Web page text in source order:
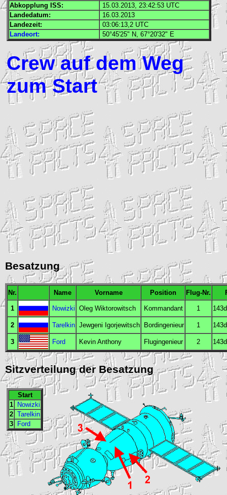
Abkopplung ISS: 15.03.2013, 23:42:53 UTC
Landedatum:
16.03.2013
Landezeit:
03:06:13,2 UTC
Landeort:
50°45'25" N, 67°20'32" E
Crew auf dem Weg
zum Start
Besatzung
Nr. Name Vorname Position Flug-Nr.
1 Nowizki Oleg Wiktorowitsch Kommandant 1
2 Tarelkin Jewgeni Igorjewitsch Bordingenieur 1
3 Ford Kevin Anthony Flugingenieur 2
Sitzverteilung der Besatzung
Start
1
Nowizki
2 Tarelkin
3
Ford